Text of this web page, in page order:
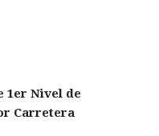
1er Nivel de
Carretera